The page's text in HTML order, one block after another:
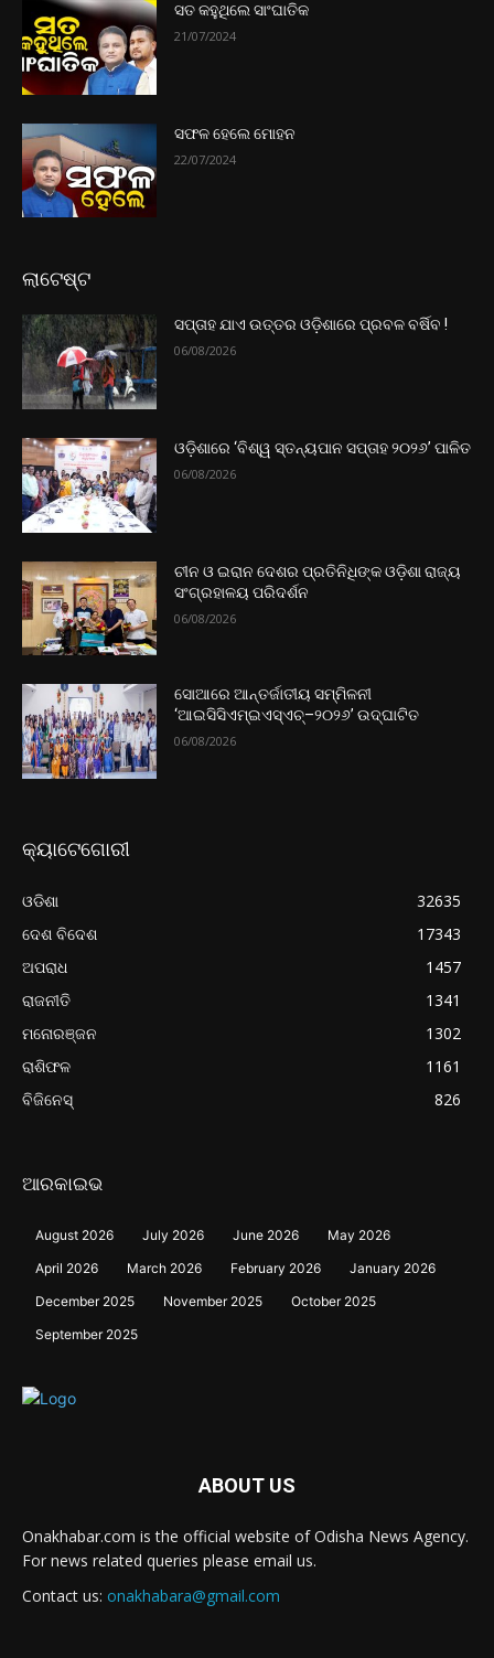
ସତ କହୁଥିଲେ ସାଂଘାତିକ
21/07/2024
ସଫଳ ହେଲେ ମୋହନ
22/07/2024
ଲାଟେଷ୍ଟ
ସପ୍ତାହ ଯାଏ ଉତ୍ତର‌ ଓଡ଼ିଶାରେ ପ୍ରବଳ ବର୍ଷିବ !
06/08/2026
ଓଡ଼ିଶାରେ ‘ବିଶ୍ୱ ସ୍ତନ୍ୟପାନ ସପ୍ତାହ ୨୦୨୬’ ପାଳିତ
06/08/2026
ଚୀନ ଓ ଇରାନ ଦେଶର ପ୍ରତିନିଧିଙ୍କ ଓଡ଼ିଶା ରାଜ୍ୟ
ସଂଗ୍ରହାଳୟ ପରିଦର୍ଶନ
06/08/2026
ସୋଆରେ ଆନ୍ତର୍ଜାତୀୟ ସମ୍ମିଳନୀ
‘ଆଇସିସିଏମ୍‌ଇଏସ୍‌ଏଚ୍‌–୨୦୨୬’ ଉଦ୍‌ଘାଟିତ
06/08/2026
କ୍ୟାଟେଗୋରୀ
ଓଡିଶା
32635
ଦେଶ ବିଦେଶ
17343
ଅପରାଧ
1457
ରାଜନୀତି
1341
ମନୋରଞ୍ଜନ
1302
ରାଶିଫଳ
1161
ବିଜିନେସ୍
826
ଆରକାଇଭ
August 2026 July 2026 June 2026
May 2026
April 2026
March 2026 February 2026
January 2026
December 2025
November 2025
October 2025
September 2025
ABOUT US
Onakhabar.com is the official website of Odisha News Agency.
For news related queries please email us.
Contact us: onakhabara@gmail.com